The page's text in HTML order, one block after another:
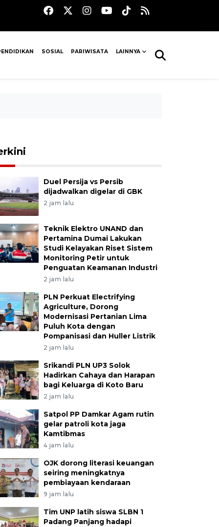
SOSIAL PARIWISATA LAINNYA
Duel Persija vs Persib
dijadwalkan digelar di GBK
2 jam lalu
Teknik Elektro UNAND dan
Pertamina Dumai Lakukan
Studi Kelayakan Riset Sistem
Monitoring Petir untuk
Penguatan Keamanan Industri
2 jam lalu
PLN Perkuat Electrifying
Agriculture, Dorong
Modernisasi Pertanian Lima
Puluh Kota dengan
Pompanisasi dan Huller Listrik
2 jam lalu
Srikandi PLN UP3 Solok
Hadirkan Cahaya dan Harapan
bagi Keluarga di Koto Baru
2 jam lalu
Satpol PP Damkar Agam rutin
gelar patroli kota jaga
Kamtibmas
4 jam lalu
OJK dorong literasi keuangan
seiring meningkatnya
pembiayaan kendaraan
9 jam lalu
Tim UNP latih siswa SLBN 1
Padang Panjang hadapi